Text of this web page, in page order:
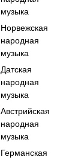
музыка
Норвежская
народная
музыка
Датская
народная
музыка
Австрийская
народная
музыка
Германская